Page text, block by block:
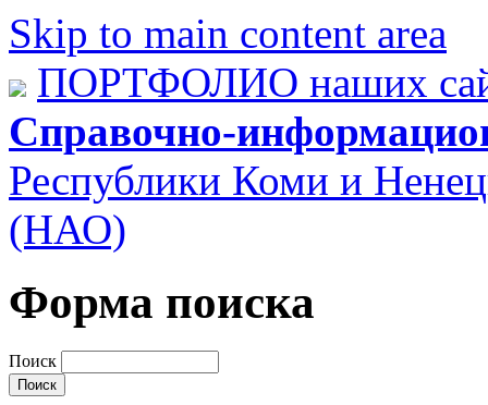
Skip to main content area
ПОРТФОЛИО наших
Справочно-
Республики Коми и
(НАО)
Форма поиска
Поиск